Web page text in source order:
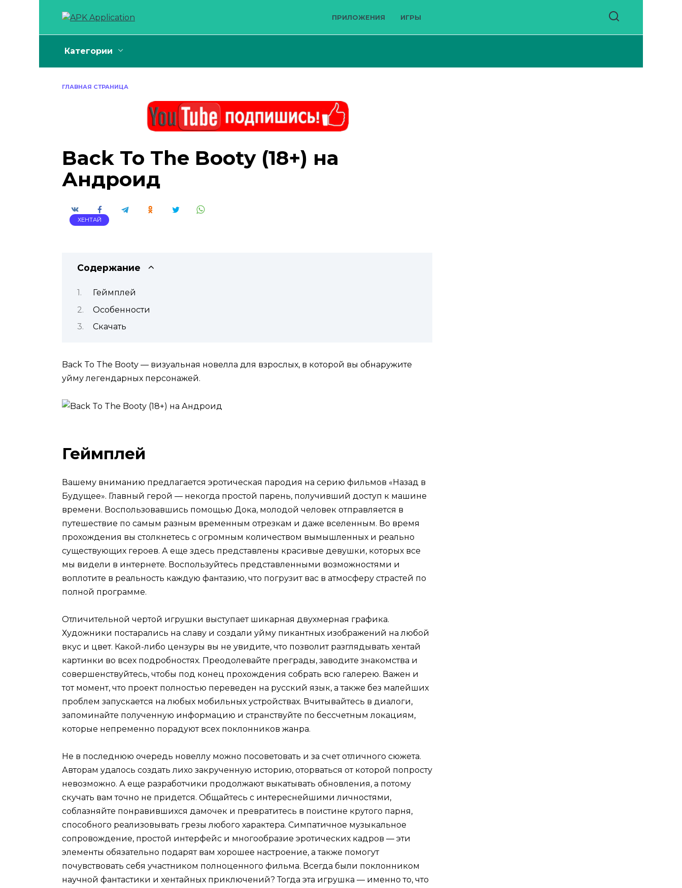
ПРИЛОЖЕНИЯ ИГРЫ
Категории
ГЛАВНАЯ СТРАНИЦА
Back To The Booty (18+) на
Андроид
ХЕНТАЙ
Содержание
Геймплей
Особенности
Скачать
Back To The Booty — визуальная новелла для взрослых, в которой вы обнаружите
уйму легендарных персонажей.
Геймплей
Вашему вниманию предлагается эротическая пародия на серию фильмов «Назад в
Будущее». Главный герой — некогда простой парень, получивший доступ к машине
времени. Воспользовавшись помощью Дока, молодой человек отправляется в
путешествие по самым разным временным отрезкам и даже вселенным. Во время
прохождения вы столкнетесь с огромным количеством вымышленных и реально
существующих героев. А еще здесь представлены красивые девушки, которых все
мы видели в интернете. Воспользуйтесь представленными возможностями и
воплотите в реальность каждую фантазию, что погрузит вас в атмосферу страстей по
полной программе.
Отличительной чертой игрушки выступает шикарная двухмерная графика.
Художники постарались на славу и создали уйму пикантных изображений на любой
вкус и цвет. Какой-либо цензуры вы не увидите, что позволит разглядывать хентай
картинки во всех подробностях. Преодолевайте преграды, заводите знакомства и
совершенствуйтесь, чтобы под конец прохождения собрать всю галерею. Важен и
тот момент, что проект полностью переведен на русский язык, а также без малейших
проблем запускается на любых мобильных устройствах. Вчитывайтесь в диалоги,
запоминайте полученную информацию и странствуйте по бессчетным локациям,
которые непременно порадуют всех поклонников жанра.
Не в последнюю очередь новеллу можно посоветовать и за счет отличного сюжета.
Авторам удалось создать лихо закрученную историю, оторваться от которой попросту
невозможно. А еще разработчики продолжают выкатывать обновления, а потому
скучать вам точно не придется. Общайтесь с интереснейшими личностями,
соблазняйте понравившихся дамочек и превратитесь в поистине крутого парня,
способного реализовывать грезы любого характера. Симпатичное музыкальное
сопровождение, простой интерфейс и многообразие эротических кадров — эти
элементы обязательно подарят вам хорошее настроение, а также помогут
почувствовать себя участником полноценного фильма. Всегда были поклонником
научной фантастики и хентайных приключений? Тогда эта игрушка — именно то, что